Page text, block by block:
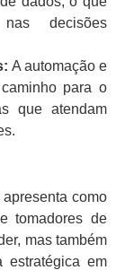
decisões
A automação e
para o
que atendam
apresenta como
tomadores de
mas também
estratégica em